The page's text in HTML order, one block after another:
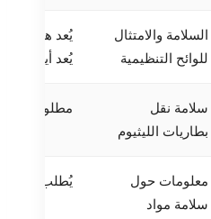
السلامة والامتثال
للوائح التنظيمية
يُعد هذا
يُعد أيضًا
سلامة نقل
بطاريات الليثيوم
مطلوب
معلومات حول
سلامة مواد
يُطلب عادةً